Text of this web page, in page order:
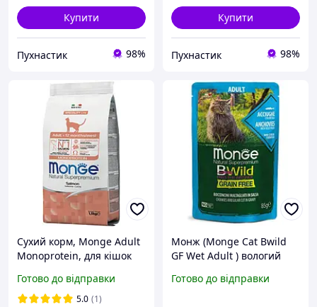
Купити
Пухнастик 98%
Купити
Пухнастик 98%
Сухий корм, Monge Adult
Monoprotein, для кішок
лосось
Готово до відправки
5.0 (1)
Монж (Monge Cat Bwild
GF Wet Adult ) вологий
беззерновий супер
Готово до відправки